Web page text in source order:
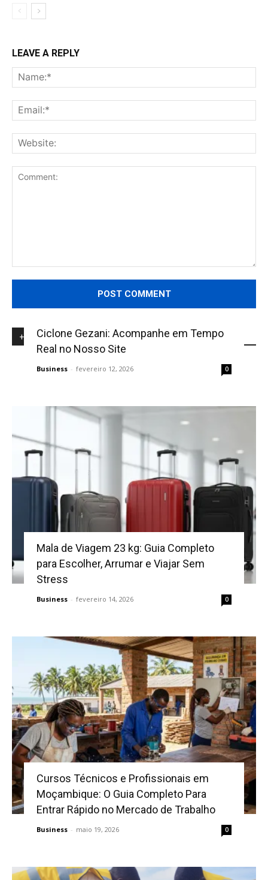
LEAVE A REPLY
+NOVIDADES
Ciclone Gezani: Acompanhe em Tempo
Real no Nosso Site
Business - fevereiro 12, 2026 0
Mala de Viagem 23 kg: Guia Completo
para Escolher, Arrumar e Viajar Sem
Stress
Business - fevereiro 14, 2026 0
Cursos Técnicos e Profissionais em
Moçambique: O Guia Completo Para
Entrar Rápido no Mercado de Trabalho
Business - maio 19, 2026 0